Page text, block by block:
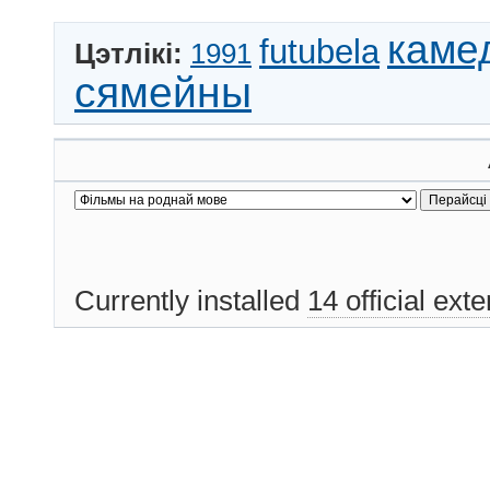
Цэтлікі: 1991 futubela
сямейны
Currently installed 14 official